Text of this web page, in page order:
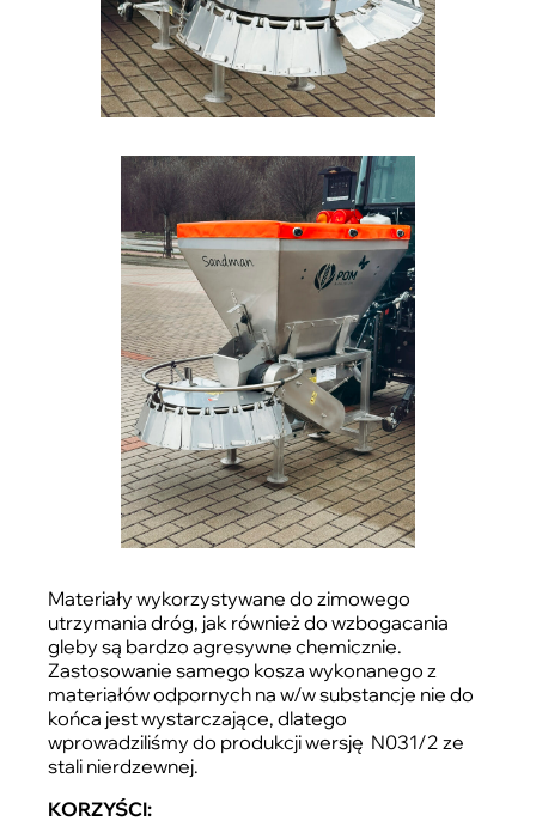
Materiały wykorzystywane do zimowego
utrzymania dróg, jak również do wzbogacania
gleby są bardzo agresywne chemicznie.
Zastosowanie samego kosza wykonanego z
materiałów odpornych na w/w substancje nie do
końca jest wystarczające, dlatego
wprowadziliśmy do produkcji wersję N031/2 ze
stali nierdzewnej.
KORZYŚCI: